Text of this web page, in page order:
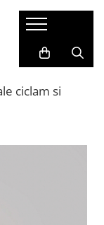
ciclam si